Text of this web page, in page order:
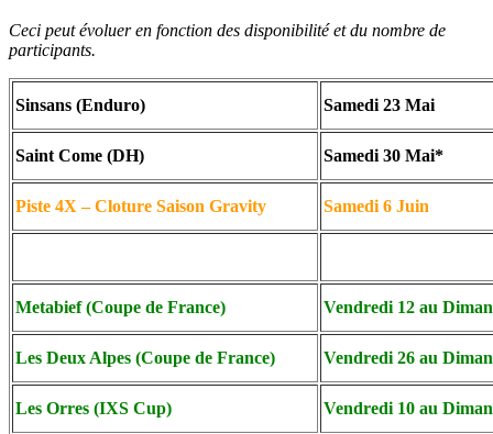
Ceci peut évoluer en fonction des disponibilité et du nombre de
participants.
Sinsans (Enduro) Samedi 23 Mai
Saint Come (DH) Samedi 30 Mai*
Piste 4X – Cloture Saison Gravity Samedi 6 Juin
Metabief (Coupe de France) Vendredi 12 au
Les Deux Alpes (Coupe de France) Vendredi 26 au
Les Orres (IXS Cup) Vendredi 10 au